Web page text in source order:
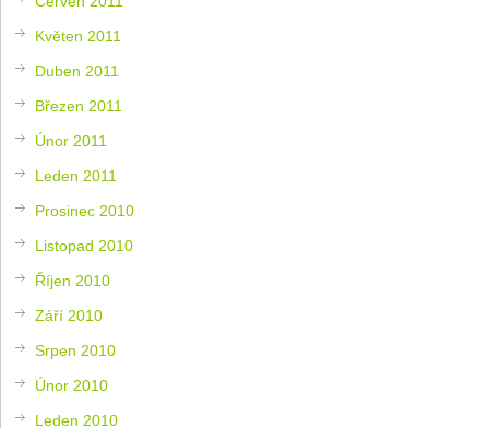
Květen 2011
Duben 2011
Březen 2011
Únor 2011
Leden 2011
Prosinec 2010
Listopad 2010
Říjen 2010
Září 2010
Srpen 2010
Únor 2010
Leden 2010